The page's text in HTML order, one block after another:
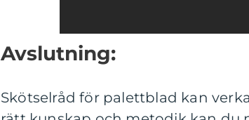
Avslutning:
Skötselråd för palettblad kan